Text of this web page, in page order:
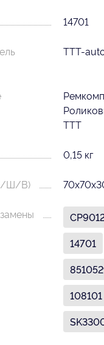
14701
TTT-
TTT
0,15 кг
Ш/В)
14701
108101